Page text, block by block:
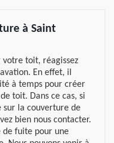
à Saint
votre toit, réagissez
En effet, il
à temps pour créer
toit. Dans ce cas, si
sur la couverture de
bien nous contacter.
de fuite pour une